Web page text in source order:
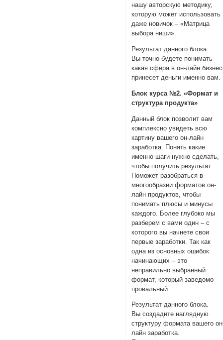
нашу авторскую методику,
которую может использовать
даже новичок – «Матрица
выбора ниши».
Результат данного блока.
Вы точно будете понимать –
какая сфера в он-лайн
принесет деньги именно вам.
Блок курса №2. «Формат и
структура продукта»
Данный блок позволит вам
комплексно увидеть всю
картину вашего он-лайн
заработка. Понять какие
именно шаги нужно сделать,
чтобы получить результат.
Поможет разобраться в
многообразии форматов он-
лайн продуктов, чтобы
понимать плюсы и минусы
каждого. Более глубоко мы
разберем с вами один – с
которого вы начнете свои
первые заработки. Так как
одна из основных ошибок
начинающих – это
неправильно выбранный
формат, который заведомо
провальный.
Результат данного блока.
Вы создадите наглядную
структуру формата вашего
лайн заработка.